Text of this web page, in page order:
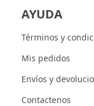
AYUDA
Términos y
Mis pedidos
Envíos y
Contactenos